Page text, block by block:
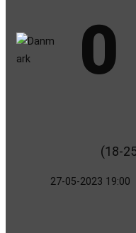
(18-
27-05-2023 19:00